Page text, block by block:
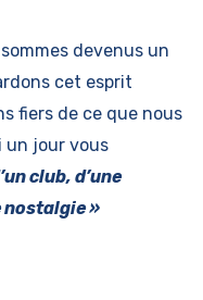
devenus un
cet esprit
fiers de ce que nous
un jour vous
club, d’une
nostalgie »